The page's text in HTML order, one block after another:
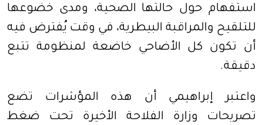
استفهام حول حالتها الصحية، ومدى خضوعها
للتلقيح والمراقبة البيطرية، في وقت يُفترض فيه
أن تكون كل الأضاحي خاضعة لمنظومة تتبع
دقيقة.
واعتبر إبراهيمي أن هذه المؤشرات تضع
تصريحات وزارة الفلاحة الأخيرة تحت ضغط